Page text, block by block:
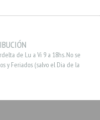
de Lu a Vi 9 a 18hs. No se
y Feriados (salvo el Dia de la